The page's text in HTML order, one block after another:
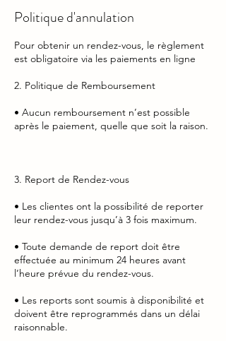
Politique d'annulation
Pour obtenir un rendez-vous, le règlement
est obligatoire via les paiements en ligne
2. Politique de Remboursement
• Aucun remboursement n’est possible
après le paiement, quelle que soit la raison.
3. Report de Rendez-vous
• Les clientes ont la possibilité de reporter
leur rendez-vous jusqu’à 3 fois maximum.
• Toute demande de report doit être
effectuée au minimum 24 heures avant
l’heure prévue du rendez-vous.
• Les reports sont soumis à disponibilité et
doivent être reprogrammés dans un délai
raisonnable.